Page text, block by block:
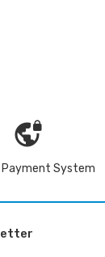
vpn_lock
Payment System